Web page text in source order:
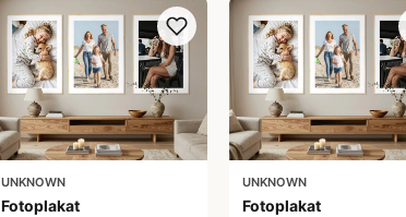
UNKNOWN
Fotoplakat
UNKNOWN
Fotoplakat